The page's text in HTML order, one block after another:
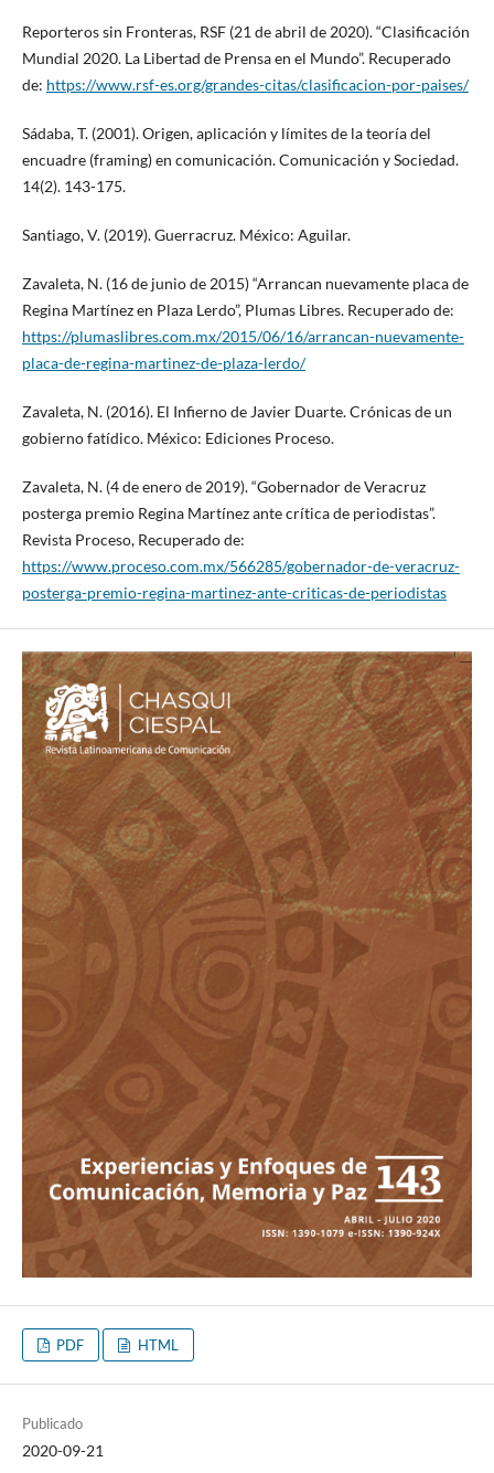
Reporteros sin Fronteras, RSF (21 de abril de 2020). “Clasificación
Mundial 2020. La Libertad de Prensa en el Mundo”. Recuperado
de: https://www.rsf-es.org/grandes-citas/clasificacion-por-paises/
Sádaba, T. (2001). Origen, aplicación y límites de la teoría del
encuadre (framing) en comunicación. Comunicación y Sociedad.
14(2). 143-175.
Santiago, V. (2019). Guerracruz. México: Aguilar.
Zavaleta, N. (16 de junio de 2015) “Arrancan nuevamente placa de
Regina Martínez en Plaza Lerdo”, Plumas Libres. Recuperado de:
https://plumaslibres.com.mx/2015/06/16/arrancan-nuevamente-
placa-de-regina-martinez-de-plaza-lerdo/
Zavaleta, N. (2016). El Infierno de Javier Duarte. Crónicas de un
gobierno fatídico. México: Ediciones Proceso.
Zavaleta, N. (4 de enero de 2019). “Gobernador de Veracruz
posterga premio Regina Martínez ante crítica de periodistas”.
Revista Proceso, Recuperado de:
https://www.proceso.com.mx/566285/gobernador-de-veracruz-
posterga-premio-regina-martinez-ante-criticas-de-periodistas
PDF HTML
Publicado
2020-09-21